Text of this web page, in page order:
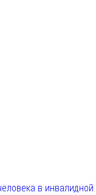
в инвалидной